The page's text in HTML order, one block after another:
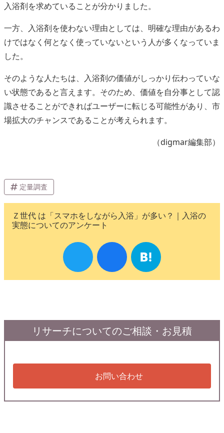
入浴剤を求めていることが分かりました。
一方、入浴剤を使わない理由としては、明確な理由があるわ
けではなく何となく使っていないという人が多くなっていま
した。
そのような人たちは、入浴剤の価値がしっかり伝わっていな
い状態であると言えます。そのため、価値を自分事として認
識させることができればユーザーに転じる可能性があり、市
場拡大のチャンスであることが考えられます。
（digmar編集部）
定量調査
Ｚ世代 は「スマホをしながら入浴」が多い？｜入浴の
実態についてのアンケート
リサーチについてのご相談・お見積
お問い合わせ